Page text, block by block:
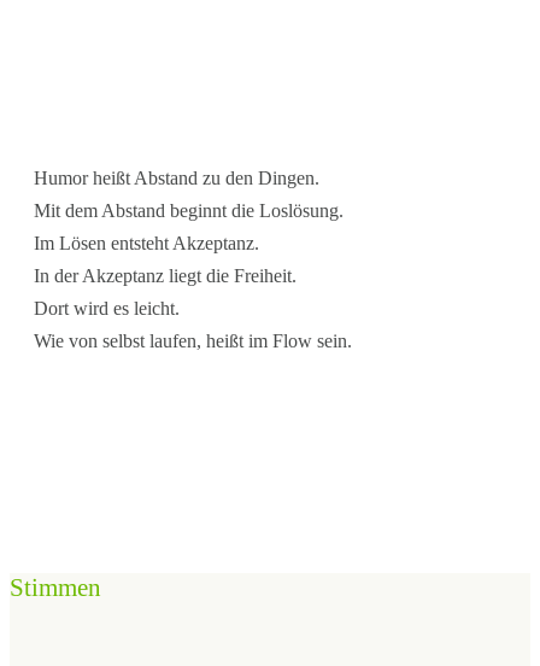
Humor heißt Abstand zu den Dingen.
Mit dem Abstand beginnt die Loslösung.
Im Lösen entsteht Akzeptanz.
In der Akzeptanz liegt die Freiheit.
Dort wird es leicht.
Wie von selbst laufen, heißt im Flow sein.
Stimmen